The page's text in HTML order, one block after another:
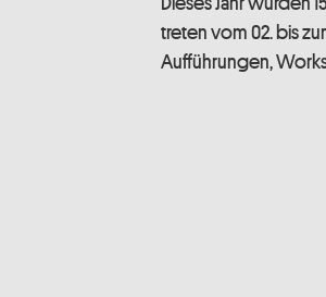
treten vom 02. bis
Aufführungen,